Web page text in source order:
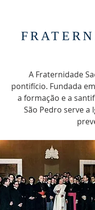
A Fraternidade
pontifício. Fundada
a formação e a
São Pedro serve